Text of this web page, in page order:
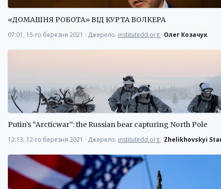
«ДОМАШНЯ РОБОТА» ВІД КУРТА ВОЛКЕРА
07:01, 15-го березня 2021 · Джерело: institutedd.org · Олег Козачук
Putin’s “Arcticwar”: the Russian bear capturing North Pole
12:13, 12-го березня 2021 · Джерело: institutedd.org · Zhelikhovskyi